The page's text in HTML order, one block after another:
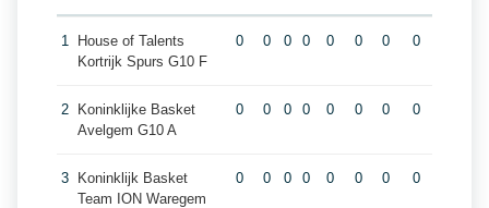
1
House of Talents
Kortrijk Spurs G10 F
0 0 0 0 0 0 0 0
2
Koninklijke Basket
Avelgem G10 A
0 0 0 0 0 0 0 0
3
Koninklijk Basket
Team ION Waregem
0 0 0 0 0 0 0 0